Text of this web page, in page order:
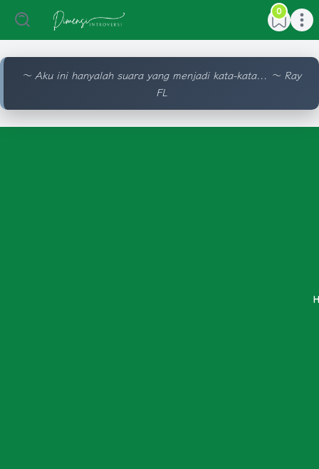
Open main menu Open
0
〜 Aku ini hanyalah suara yang menjadi kata-kata... 〜 Ray
FL
menu